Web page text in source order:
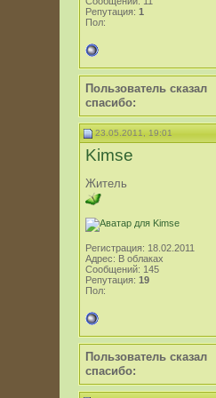
Репутация: 1
Пол:
Пользователь сказал
cпасибо:
23.05.2011, 19:01
Kimse
Житель
Регистрация: 18.02.2011
Адрес: В облаках
Сообщений: 145
Репутация: 19
Пол:
Пользователь сказал
cпасибо: